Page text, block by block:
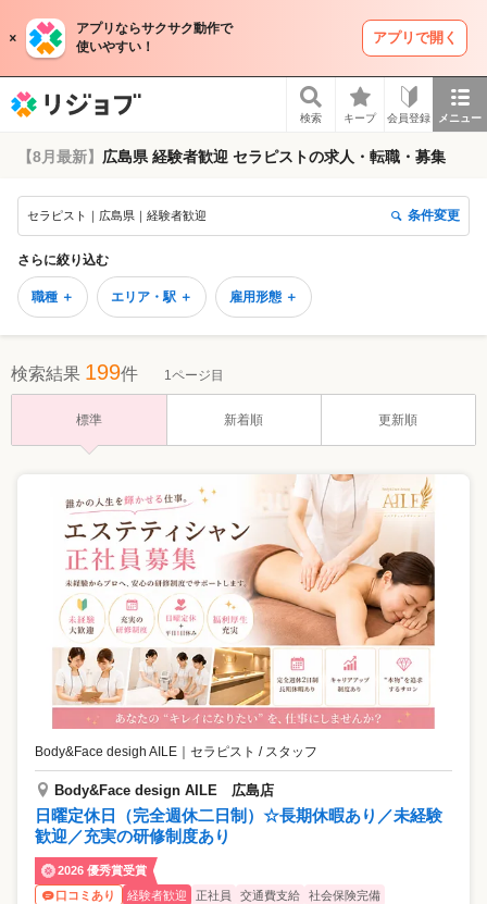
アプリならサクサク動作で
使いやすい！
アプリで開く
検索 キープ 会員登録 メニュー
【8月最新】 広島県 経験者歓迎 セラピストの求人・転職・募集
セラピスト｜広島県｜経験者歓迎 条件変更
さらに絞り込む
職種 ＋ エリア・駅 ＋ 雇用形態 ＋
検索結果 199件 1ページ目
標準 新着順 更新順
Body&Face desigh AILE セラピスト / スタッフ
Body&Face design AILE 広島店
日曜定休日（完全週休二日制）☆長期休暇あり／未経験
歓迎／充実の研修制度あり
2026 優秀賞受賞
口コミあり
経験者歓迎 正社員 交通費支給
社会保険完備